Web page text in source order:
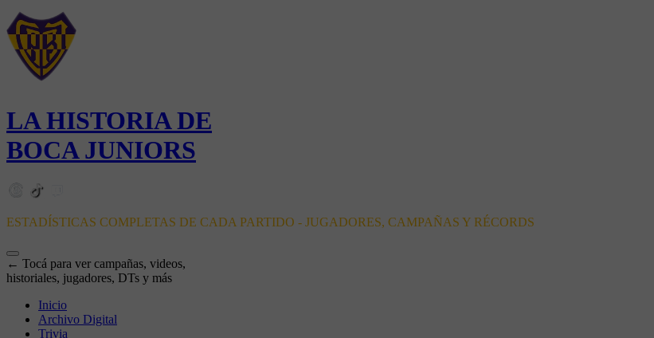
LA HISTORIA DE
BOCA JUNIORS
ESTADÍSTICAS COMPLETAS DE CADA PARTIDO - JUGADORES, CAMPAÑAS Y RÉCORDS
← Tocá para ver campañas, videos,
historiales, jugadores, DTs y más
Inicio
Archivo Digital
Trivia